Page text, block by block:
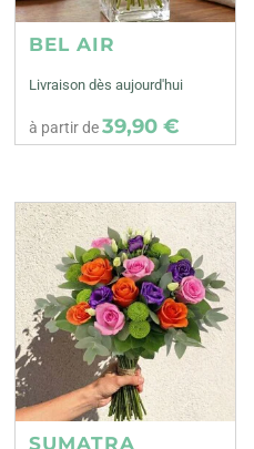
BEL AIR
Livraison dès aujourd'hui
à partir de39,90 €
SUMATRA